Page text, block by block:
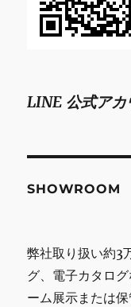
LINE 公式アカ
SHOWROOM
弊社取り扱い約3
グ、電子カタロ
ーム展示または